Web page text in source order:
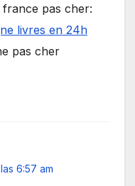
pas cher:
livres en 24h
pas cher
6:57 am